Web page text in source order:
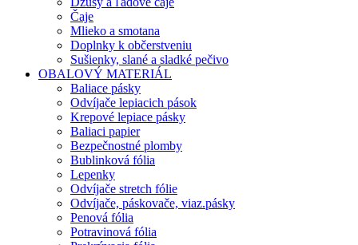
Čaje
Mlieko a smotana
Doplnky k občerstveniu
Sušienky, slané a sladké pečivo
OBALOVÝ MATERIÁL
Baliace pásky
Odvíjače lepiacich pások
Krepové lepiace pásky
Baliaci papier
Bezpečnostné plomby
Bublinková fólia
Lepenky
Odvíjače stretch fólie
Odvíjače, páskovače, viaz.pásky
Penová fólia
Potravinová fólia